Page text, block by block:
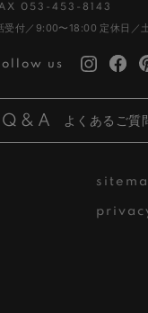
053-453-8143
受付／9:00〜18:00 定休日／
us
Q&A よくあるご質